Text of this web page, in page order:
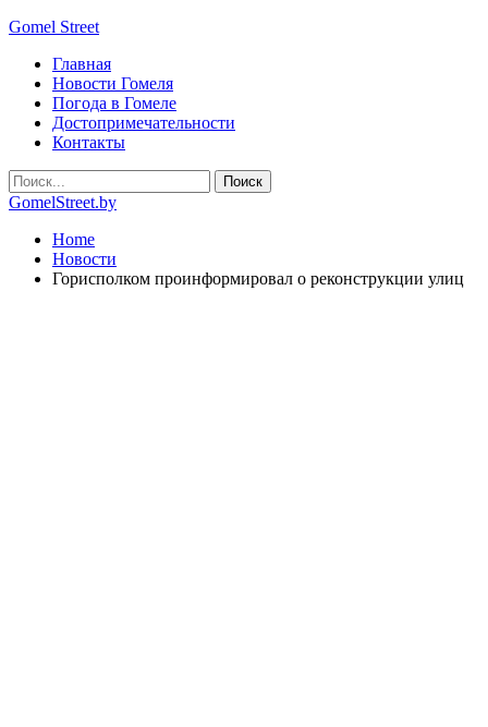
Gomel Street
Главная
Новости Гомеля
Погода в Гомеле
Достопримечательности
Контакты
GomelStreet.by
Home
Новости
Горисполком проинформировал о реконструкции улиц